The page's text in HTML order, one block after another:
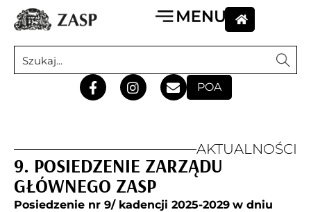
POA
AKTUALNOŚCI
9. POSIEDZENIE ZARZĄDU
GŁÓWNEGO ZASP
Posiedzenie nr 9/ kadencji 2025-2029 w dniu